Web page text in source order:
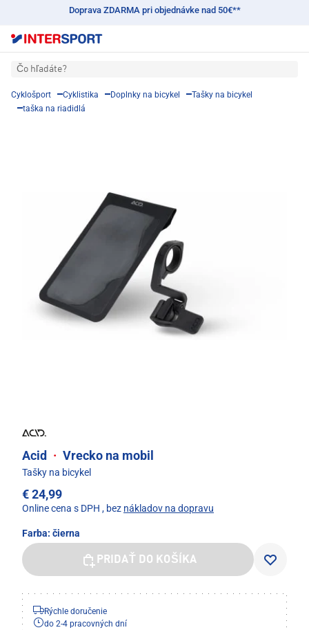
Doprava ZDARMA pri objednávke nad 50€**
Čo hľadáte?
Cyklošport Cyklistika Doplnky na bicykel
Tašky na bicykel
taška na riadidlá
Acid · Vrecko na mobil
Tašky na bicykel
€ 24,99
Online cena s DPH , bez nákladov na dopravu
Farba: čierna
PRIDAŤ DO KOŠÍKA
Rýchle doručenie
do 2-4 pracovných dní